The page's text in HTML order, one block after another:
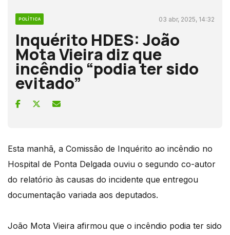
POLÍTICA 03 abr, 2025, 14:32
Inquérito HDES: João
Mota Vieira diz que
incêndio “podia ter sido
evitado”
Esta manhã, a Comissão de Inquérito ao incêndio no
Hospital de Ponta Delgada ouviu o segundo co-autor
do relatório às causas do incidente que entregou
documentação variada aos deputados.
João Mota Vieira afirmou que o incêndio podia ter sido